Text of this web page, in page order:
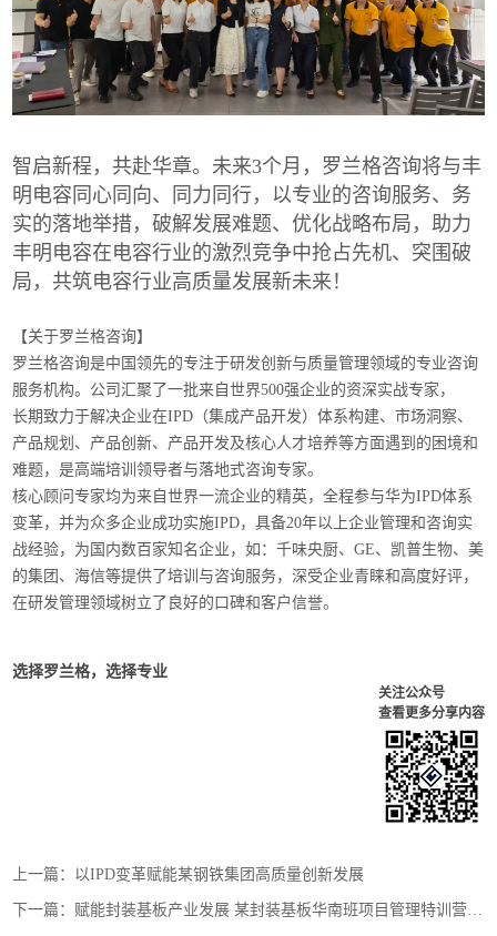
智启新程，共赴华章。未来3个月，罗兰格咨询将与丰
明电容同心同向、同力同行，以专业的咨询服务、务
实的落地举措，破解发展难题、优化战略布局，助力
丰明电容在电容行业的激烈竞争中抢占先机、突围破
局，共筑电容行业高质量发展新未来！
【关于罗兰格咨询】
罗兰格咨询是中国领先的专注于研发创新与质量管理领域的专业咨询
服务机构。公司汇聚了一批来自世界500强企业的资深实战专家，
长期致力于解决企业在IPD（集成产品开发）体系构建、市场洞察、
产品规划、产品创新、产品开发及核心人才培养等方面遇到的困境和
难题，是高端培训领导者与落地式咨询专家。
核心顾问专家均为来自世界一流企业的精英，全程参与华为IPD体系
变革，并为众多企业成功实施IPD，具备20年以上企业管理和咨询实
战经验，为国内数百家知名企业，如：千味央厨、GE、凯普生物、美
的集团、海信等提供了培训与咨询服务，深受企业青睐和高度好评，
在研发管理领域树立了良好的口碑和客户信誉。
选择罗兰格，选择专业
关注公众号
查看更多分享内容
上一篇： 以IPD变革赋能某钢铁集团高质量创新发展
下一篇：